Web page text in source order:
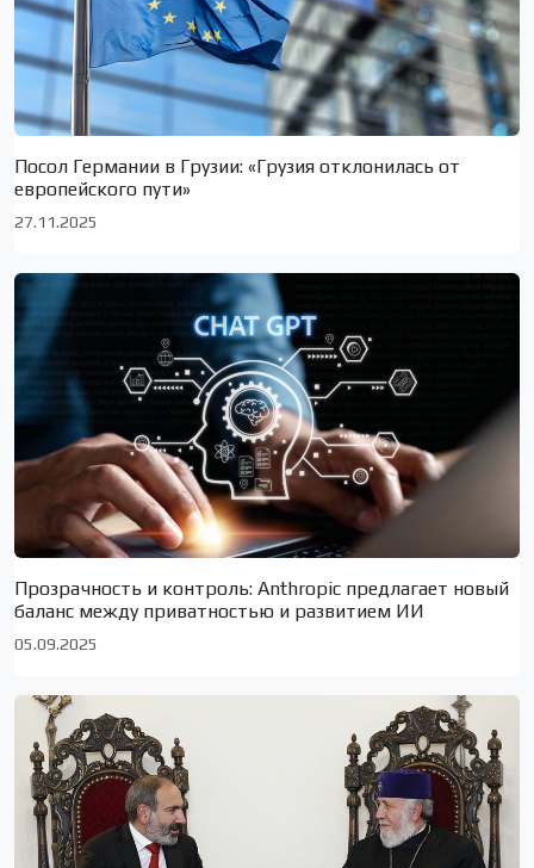
Посол Германии в Грузии: «Грузия отклонилась от
европейского пути»
27.11.2025
Прозрачность и контроль: Anthropic предлагает новый
баланс между приватностью и развитием ИИ
05.09.2025